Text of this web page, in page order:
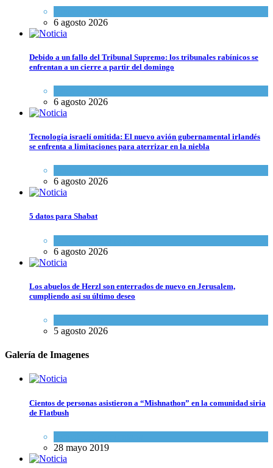
6 agosto 2026
Debido a un fallo del Tribunal Supremo: los tribunales rabínicos se
enfrentan a un cierre a partir del domingo
6 agosto 2026
Tecnología israelí omitida: El nuevo avión gubernamental irlandés
se enfrenta a limitaciones para aterrizar en la niebla
6 agosto 2026
5 datos para Shabat
6 agosto 2026
Los abuelos de Herzl son enterrados de nuevo en Jerusalem,
cumpliendo así su último deseo
5 agosto 2026
Galería de Imagenes
Cientos de personas asistieron a “Mishnathon” en la comunidad siria
de Flatbush
28 mayo 2019